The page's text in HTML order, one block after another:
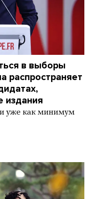
в выборы
распространяет
издания
уже как минимум